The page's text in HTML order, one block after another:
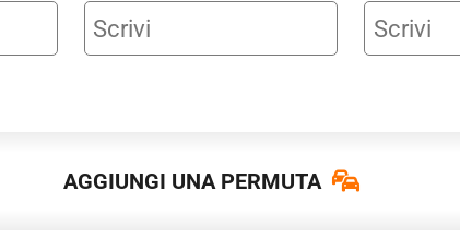
AGGIUNGI UNA PERMUTA